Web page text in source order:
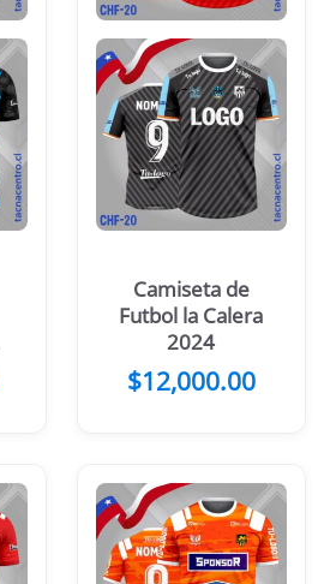
Camiseta de
Futbol la Calera
2024
$12,000.00